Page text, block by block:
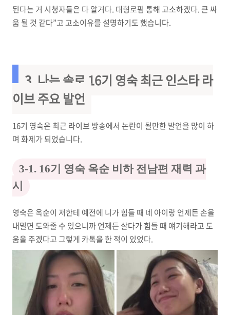
된다는 거 시청자들은 다 알거다. 대형로펌 통해 고소하겠다. 큰 싸
움 될 것 같다”고 고소이유를 설명하기도 했습니다.
3. 나는 솔로 16기 영숙 최근 인스타 라
이브 주요 발언
16기 영숙은 최근 라이브 방송에서 논란이 될만한 발언을 많이 하
며 화제가 되었습니다.
3-1. 16기 영숙 옥순 비하 전남편 재력 과
시
영숙은 옥순이 저한테 예전에 니가 힘들 때 네 아이랑 언제든 손을
내밀면 도와줄 수 있으니까 언제든 살다가 힘들 때 얘기해라고 도
움을 주겠다고 그렇게 카톡을 한 적이 있었다.